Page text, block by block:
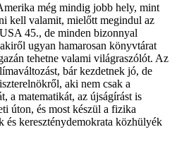
még mindig jobb hely, mint
kell valamit, mielőtt megindul az
45., de minden bizonnyal
ugyan hamarosan könyvtárat
tehetne valami világraszólót. Az
bár kezdetnek jó, de
aki nem csak a
a matematikát, az újságírást is
úton, és most készül a fizika
és kereszténydemokrata közhülyék